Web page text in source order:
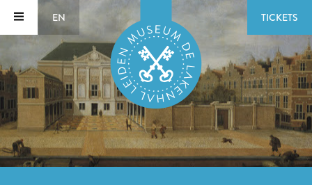
EN TICKETS